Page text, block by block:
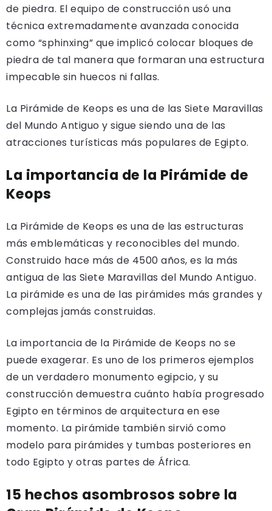
de piedra. El equipo de construcción usó una
técnica extremadamente avanzada conocida
como “sphinxing” que implicó colocar bloques de
piedra de tal manera que formaran una estructura
impecable sin huecos ni fallas.
La Pirámide de Keops es una de las Siete Maravillas
del Mundo Antiguo y sigue siendo una de las
atracciones turísticas más populares de Egipto.
La importancia de la Pirámide de
Keops
La Pirámide de Keops es una de las estructuras
más emblemáticas y reconocibles del mundo.
Construido hace más de 4500 años, es la más
antigua de las Siete Maravillas del Mundo Antiguo.
La pirámide es una de las pirámides más grandes y
complejas jamás construidas.
La importancia de la Pirámide de Keops no se
puede exagerar. Es uno de los primeros ejemplos
de un verdadero monumento egipcio, y su
construcción demuestra cuánto había progresado
Egipto en términos de arquitectura en ese
momento. La pirámide también sirvió como
modelo para pirámides y tumbas posteriores en
todo Egipto y otras partes de África.
15 hechos asombrosos sobre la